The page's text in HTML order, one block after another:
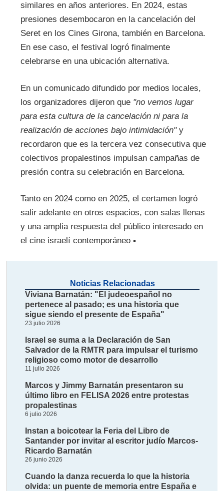
similares en años anteriores. En 2024, estas
presiones desembocaron en la cancelación del
Seret en los Cines Girona, también en Barcelona.
En ese caso, el festival logró finalmente
celebrarse en una ubicación alternativa.
En un comunicado difundido por medios locales,
los organizadores dijeron que "no vemos lugar
para esta cultura de la cancelación ni para la
realización de acciones bajo intimidación"y
recordaron que es la tercera vez consecutiva que
colectivos propalestinos impulsan campañas de
presión contra su celebración en Barcelona.
Tanto en 2024 como en 2025, el certamen logró
salir adelante en otros espacios, con salas llenas
y una amplia respuesta del público interesado en
el cine israelí contemporáneo ▪
Noticias Relacionadas
Viviana Barnatán: "El judeoespañol no
pertenece al pasado; es una historia que
sigue siendo el presente de España"
23 julio 2026
Israel se suma a la Declaración de San
Salvador de la RMTR para impulsar el turismo
religioso como motor de desarrollo
11 julio 2026
Marcos y Jimmy Barnatán presentaron su
último libro en FELISA 2026 entre protestas
propalestinas
6 julio 2026
Instan a boicotear la Feria del Libro de
Santander por invitar al escritor judío Marcos-
Ricardo Barnatán
26 junio 2026
Cuando la danza recuerda lo que la historia
olvida: un puente de memoria entre España e